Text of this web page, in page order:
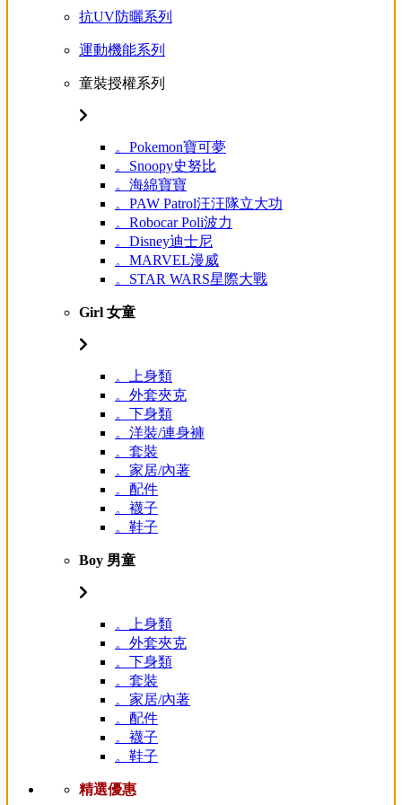
抗UV防曬系列
運動機能系列
童裝授權系列
。Pokemon寶可夢
。Snoopy史努比
。海綿寶寶
。PAW Patrol汪汪隊立大功
。Robocar Poli波力
。Disney迪士尼
。MARVEL漫威
。STAR WARS星際大戰
Girl 女童
。上身類
。外套夾克
。下身類
。洋裝/連身褲
。套裝
。家居/內著
。配件
。襪子
。鞋子
Boy 男童
。上身類
。外套夾克
。下身類
。套裝
。家居/內著
。配件
。襪子
。鞋子
精選優惠